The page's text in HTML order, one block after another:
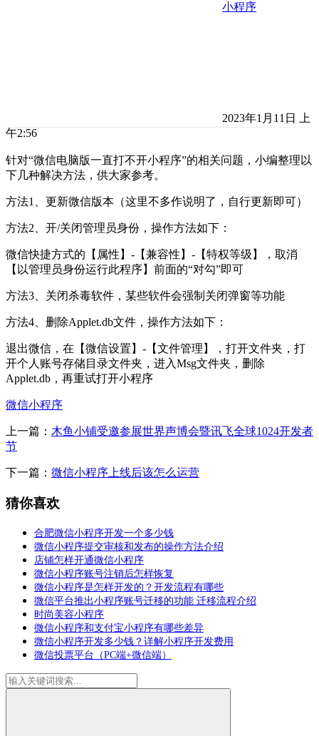
小程序
2023年1月11日 上
午2:56
针对“微信电脑版一直打不开小程序”的相关问题，小编整理以
下几种解决方法，供大家参考。
方法1、更新微信版本（这里不多作说明了，自行更新即可）
方法2、开/关闭管理员身份，操作方法如下：
微信快捷方式的【属性】-【兼容性】-【特权等级】，取消
【以管理员身份运行此程序】前面的“对勾”即可
方法3、关闭杀毒软件，某些软件会强制关闭弹窗等功能
方法4、删除Applet.db文件，操作方法如下：
退出微信，在【微信设置】-【文件管理】，打开文件夹，打
开个人账号存储目录文件夹，进入Msg文件夹，删除
Applet.db，再重试打开小程序
微信小程序
上一篇： 木鱼小铺受邀参展世界声博会暨讯飞全球1024开发者
节
下一篇： 微信小程序上线后该怎么运营
猜你喜欢
合肥微信小程序开发一个多少钱
微信小程序提交审核和发布的操作方法介绍
店铺怎样开通微信小程序
微信小程序账号注销后怎样恢复
微信小程序是怎样开发的？开发流程有哪些
微信平台推出小程序账号迁移的功能 迁移流程介绍
时尚美容小程序
微信小程序和支付宝小程序有哪些差异
微信小程序开发多少钱？详解小程序开发费用
微信投票平台（PC端+微信端）